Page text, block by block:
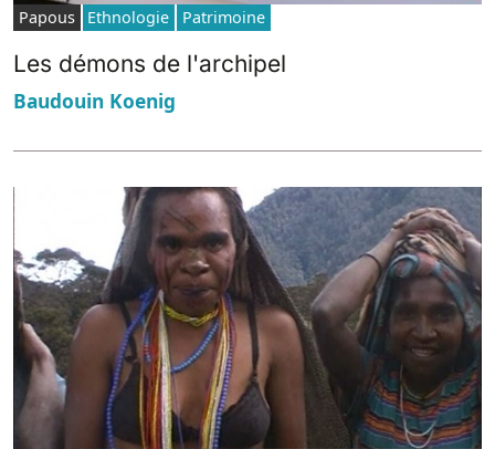
Papous Ethnologie Patrimoine
Les démons de l'archipel
Baudouin Koenig